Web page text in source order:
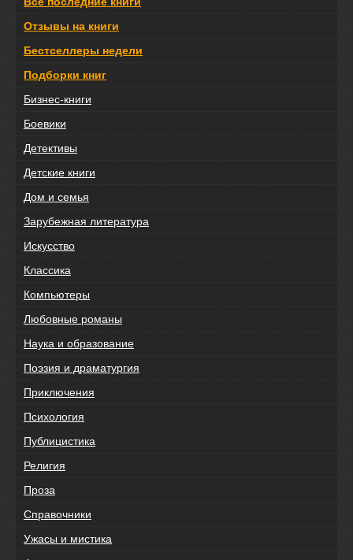
Отзывы на книги
Бестселлеры недели
Подборки книг
Бизнес-книги
Боевики
Детективы
Детские книги
Дом и семья
Зарубежная литература
Искусство
Классика
Компьютеры
Любовные романы
Наука и образование
Поэзия и драматургия
Приключения
Психология
Публицистика
Религия
Проза
Справочники
Ужасы и мистика